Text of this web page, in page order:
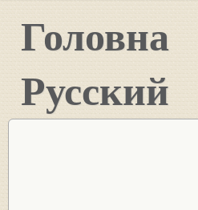
Головна
Русский